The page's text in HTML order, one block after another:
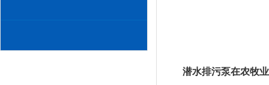
潜水排污泵在农牧